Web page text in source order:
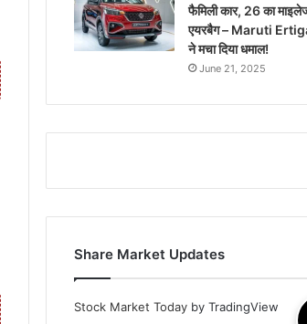
फैमिली कार, 26 का
एयरबैग – Maruti
ने मचा दिया धमाल!
June 21, 2025
Share Market Updates
Stock Market Today by TradingView